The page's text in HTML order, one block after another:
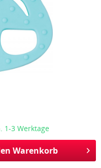
1-3 Werktage
Warenkorb